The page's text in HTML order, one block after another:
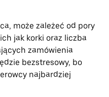
może zależeć od pory
jak korki oraz liczba
zamówienia
bezstresowy, bo
najbardziej